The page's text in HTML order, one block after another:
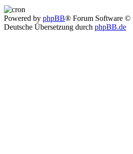
Powered by phpBB® Forum Software ©
Deutsche Übersetzung durch phpBB.de